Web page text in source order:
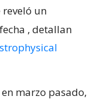
reveló un
, detallan
marzo pasado,